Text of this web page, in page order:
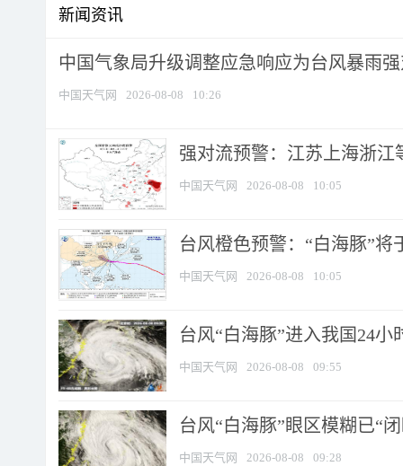
新闻资讯
中国气象局升级调整应急响应为台风暴雨
中国天气网 2026-08-08 10:26
强对流预警：江苏上海浙江
中国天气网 2026-08-08 10:05
台风橙色预警：“白海豚”将
中国天气网 2026-08-08 10:05
台风“白海豚”进入我国24
中国天气网 2026-08-08 09:55
台风“白海豚”眼区模糊已“
中国天气网 2026-08-08 09:28